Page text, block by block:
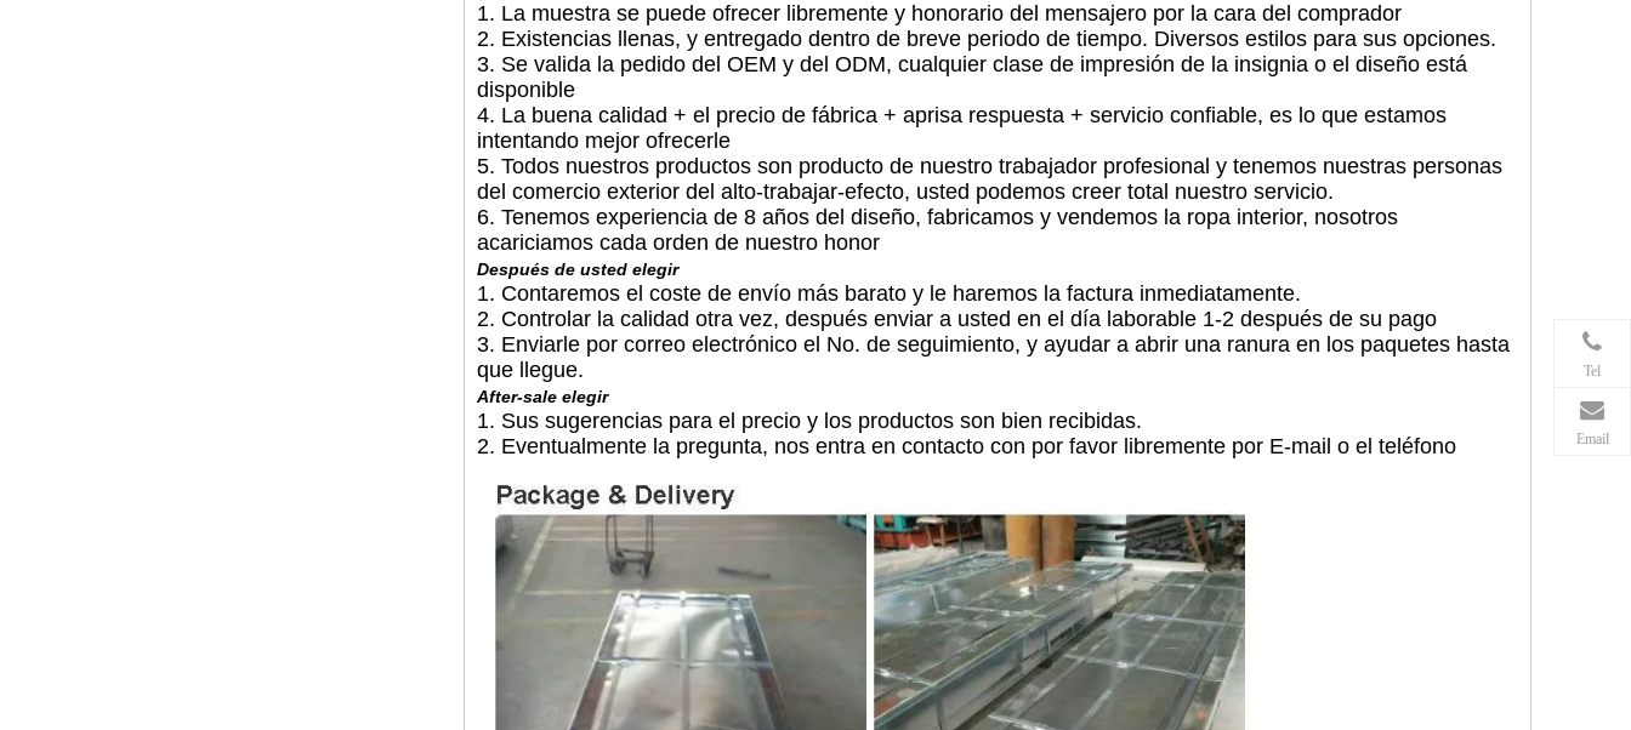
1. La muestra se puede ofrecer libremente y honorario del mensajero por la cara del comprador
2. Existencias llenas, y entregado dentro de breve periodo de tiempo. Diversos estilos para sus opciones.
3. Se valida la pedido del OEM y del ODM, cualquier clase de impresión de la insignia o el diseño está
disponible
4. La buena calidad + el precio de fábrica + aprisa respuesta + servicio confiable, es lo que estamos
intentando mejor ofrecerle
5. Todos nuestros productos son producto de nuestro trabajador profesional y tenemos nuestras personas
del comercio exterior del alto-trabajar-efecto, usted podemos creer total nuestro servicio.
6. Tenemos experiencia de 8 años del diseño, fabricamos y vendemos la ropa interior, nosotros
acariciamos cada orden de nuestro honor
Después de usted elegir
1. Contaremos el coste de envío más barato y le haremos la factura inmediatamente.
2. Controlar la calidad otra vez, después enviar a usted en el día laborable 1-2 después de su pago
3. Enviarle por correo electrónico el No. de seguimiento, y ayudar a abrir una ranura en los paquetes hasta
que llegue.
After-sale elegir
1. Sus sugerencias para el precio y los productos son bien recibidas.
2. Eventualmente la pregunta, nos entra en contacto con por favor libremente por E-mail o el teléfono
Tel
Email